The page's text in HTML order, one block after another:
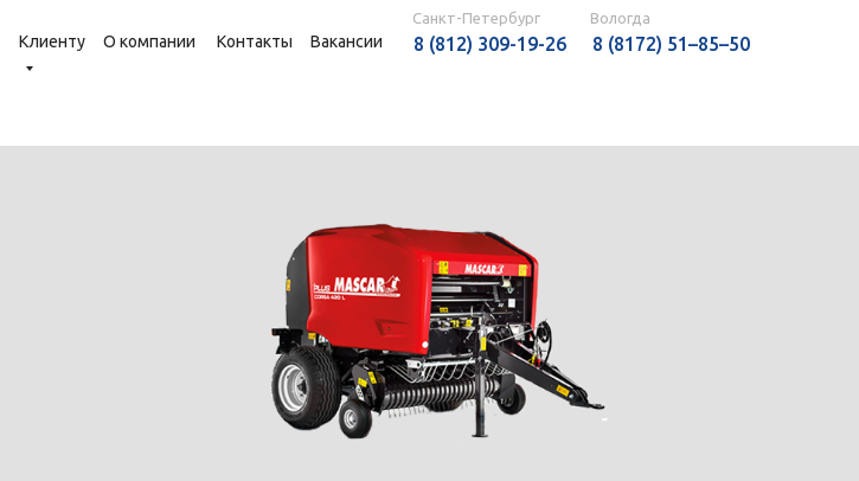
Клиенту О компании Вакансии 8 (812) 309-19-26
Санкт-Петербург
8 (8172) 51–85–50
Вологда
Контакты